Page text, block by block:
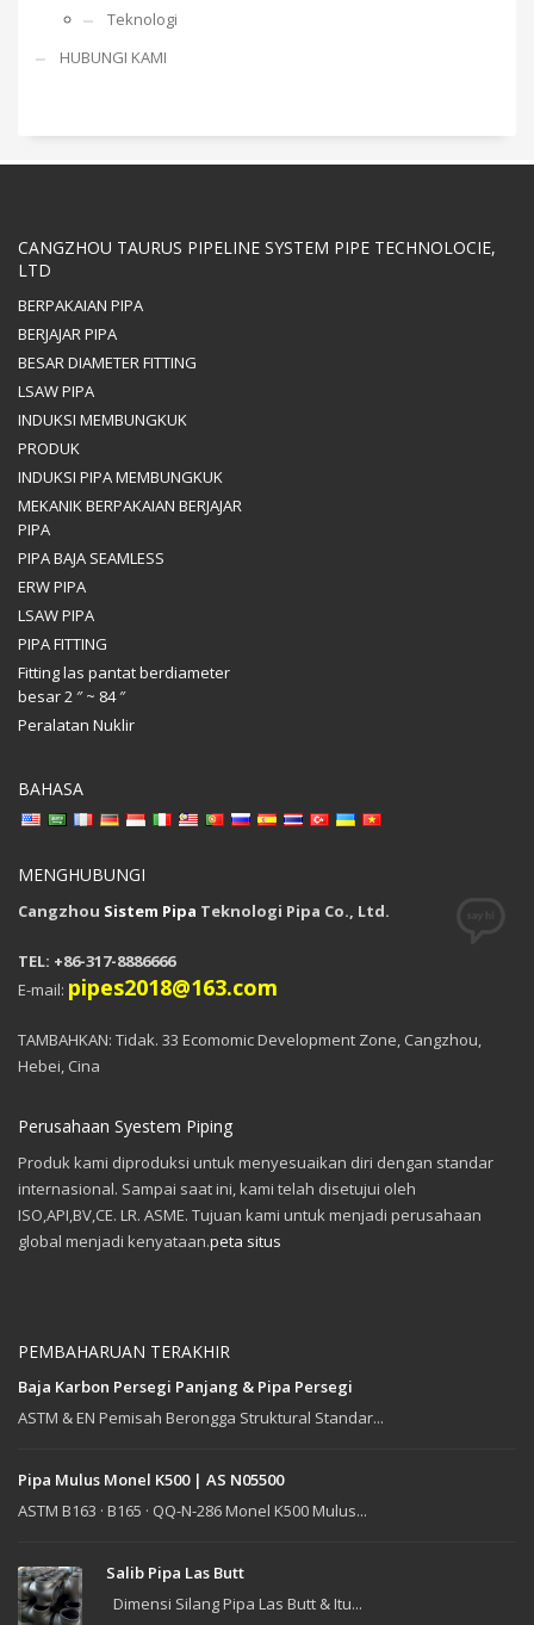
Teknologi
HUBUNGI KAMI
CANGZHOU TAURUS PIPELINE SYSTEM PIPE TECHNOLOCIE,
LTD
BERPAKAIAN PIPA
BERJAJAR PIPA
BESAR DIAMETER FITTING
LSAW PIPA
INDUKSI MEMBUNGKUK
PRODUK
INDUKSI PIPA MEMBUNGKUK
MEKANIK BERPAKAIAN BERJAJAR
PIPA
PIPA BAJA SEAMLESS
ERW PIPA
LSAW PIPA
PIPA FITTING
Fitting las pantat berdiameter
besar 2 ″ ~ 84 ″
Peralatan Nuklir
BAHASA
MENGHUBUNGI
Cangzhou Sistem Pipa Teknologi Pipa Co., Ltd.
TEL: +86-317-8886666
E-mail: pipes2018@163.com
TAMBAHKAN: Tidak. 33 Ecomomic Development Zone, Cangzhou,
Hebei, Cina
Perusahaan Syestem Piping
Produk kami diproduksi untuk menyesuaikan diri dengan standar
internasional. Sampai saat ini, kami telah disetujui oleh
ISO,API,BV,CE. LR. ASME. Tujuan kami untuk menjadi perusahaan
global menjadi kenyataan.peta situs
PEMBAHARUAN TERAKHIR
Baja Karbon Persegi Panjang & Pipa Persegi
ASTM & EN Pemisah Berongga Struktural Standar...
Pipa Mulus Monel K500 | AS N05500
ASTM B163 · B165 · QQ-N-286 Monel K500 Mulus...
Salib Pipa Las Butt
Dimensi Silang Pipa Las Butt & Itu...